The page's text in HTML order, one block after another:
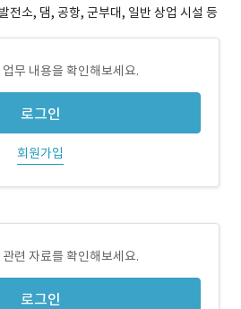
전소, 댐, 공항, 군부대, 일반 상업 시설 등
무 내용을 확인해보세요.
로그인
회원가입
련 자료를 확인해보세요.
로그인